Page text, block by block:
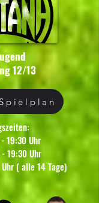
12/13
19:30 Uhr
19:30 Uhr
( alle 14 Tage)